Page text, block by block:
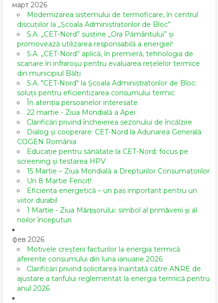
март 2026
Modernizarea sistemului de termoficare, în centrul
discuțiilor la „Școala Administratorilor de Bloc”
S.A. „CET-Nord” susține „Ora Pământului” și
promovează utilizarea responsabilă a energiei!
S.A. „CET-Nord” aplică, în premieră, tehnologia de
scanare în infraroșu pentru evaluarea rețelelor termice
din municipiul Bălți
S.A. "CET-Nord" la Școala Administratorilor de Bloc:
soluții pentru eficientizarea consumului termic
În atenția persoanelor interesate
22 martie - Ziua Mondială a Apei
Clarificări privind încheierea sezonului de încălzire
Dialog și cooperare: CET-Nord la Adunarea Generală
COGEN România
Educație pentru sănătate la CET-Nord: focus pe
screening și testarea HPV
15 Martie – Ziua Mondială a Drepturilor Consumatorilor
Un 8 Martie Fericit!
Eficiența energetică – un pas important pentru un
viitor durabil
1 Martie - Ziua Mărțișorului: simbol al primăverii și al
noilor începuturi
фев 2026
Motivele creșterii facturilor la energia termică
aferente consumului din luna ianuarie 2026
Clarificări privind solicitarea înaintată către ANRE de
ajustare a tarifului reglementat la energia termică pentru
anul 2026